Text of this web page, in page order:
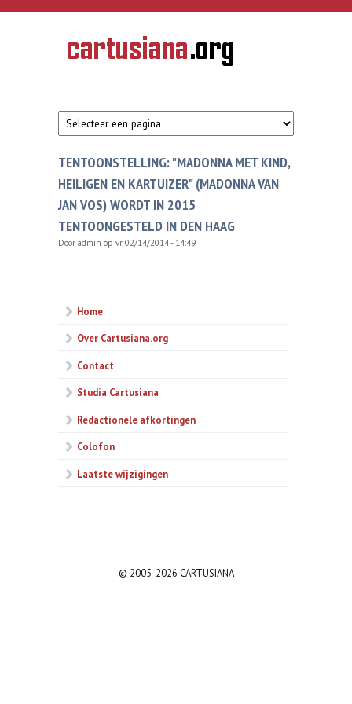
Overslaan en naar de inhoud gaan
CARTUSIANA
Geschiedenis
van de
TENTOONSTELLING: "MADONNA MET KIND,
HEILIGEN EN KARTUIZER" (MADONNA VAN
JAN VOS) WORDT IN 2015
TENTOONGESTELD IN DEN HAAG
Door admin op vr, 02/14/2014 - 14:49
Home
Over Cartusiana.org
Contact
Studia Cartusiana
Redactionele afkortingen
Colofon
Laatste wijzigingen
© 2005-2026 CARTUSIANA